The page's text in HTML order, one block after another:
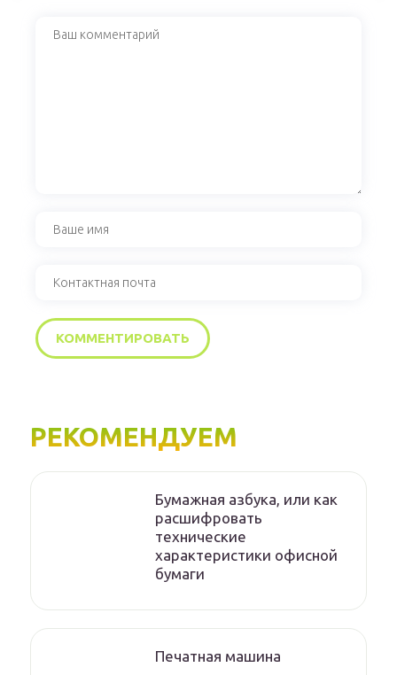
РЕКОМЕНДУЕМ
Бумажная азбука, или как
расшифровать
технические
характеристики офисной
бумаги
Печатная машина